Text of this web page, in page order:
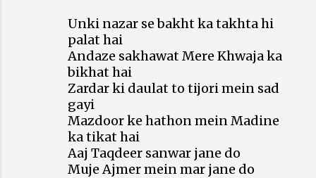
Unki nazar se bakht ka takhta hi
palat hai
Andaze sakhawat Mere Khwaja ka
bikhat hai
Zardar ki daulat to tijori mein sad
gayi
Mazdoor ke hathon mein Madine
ka tikat hai
Aaj Taqdeer sanwar jane do
Muje Ajmer mein mar jane do